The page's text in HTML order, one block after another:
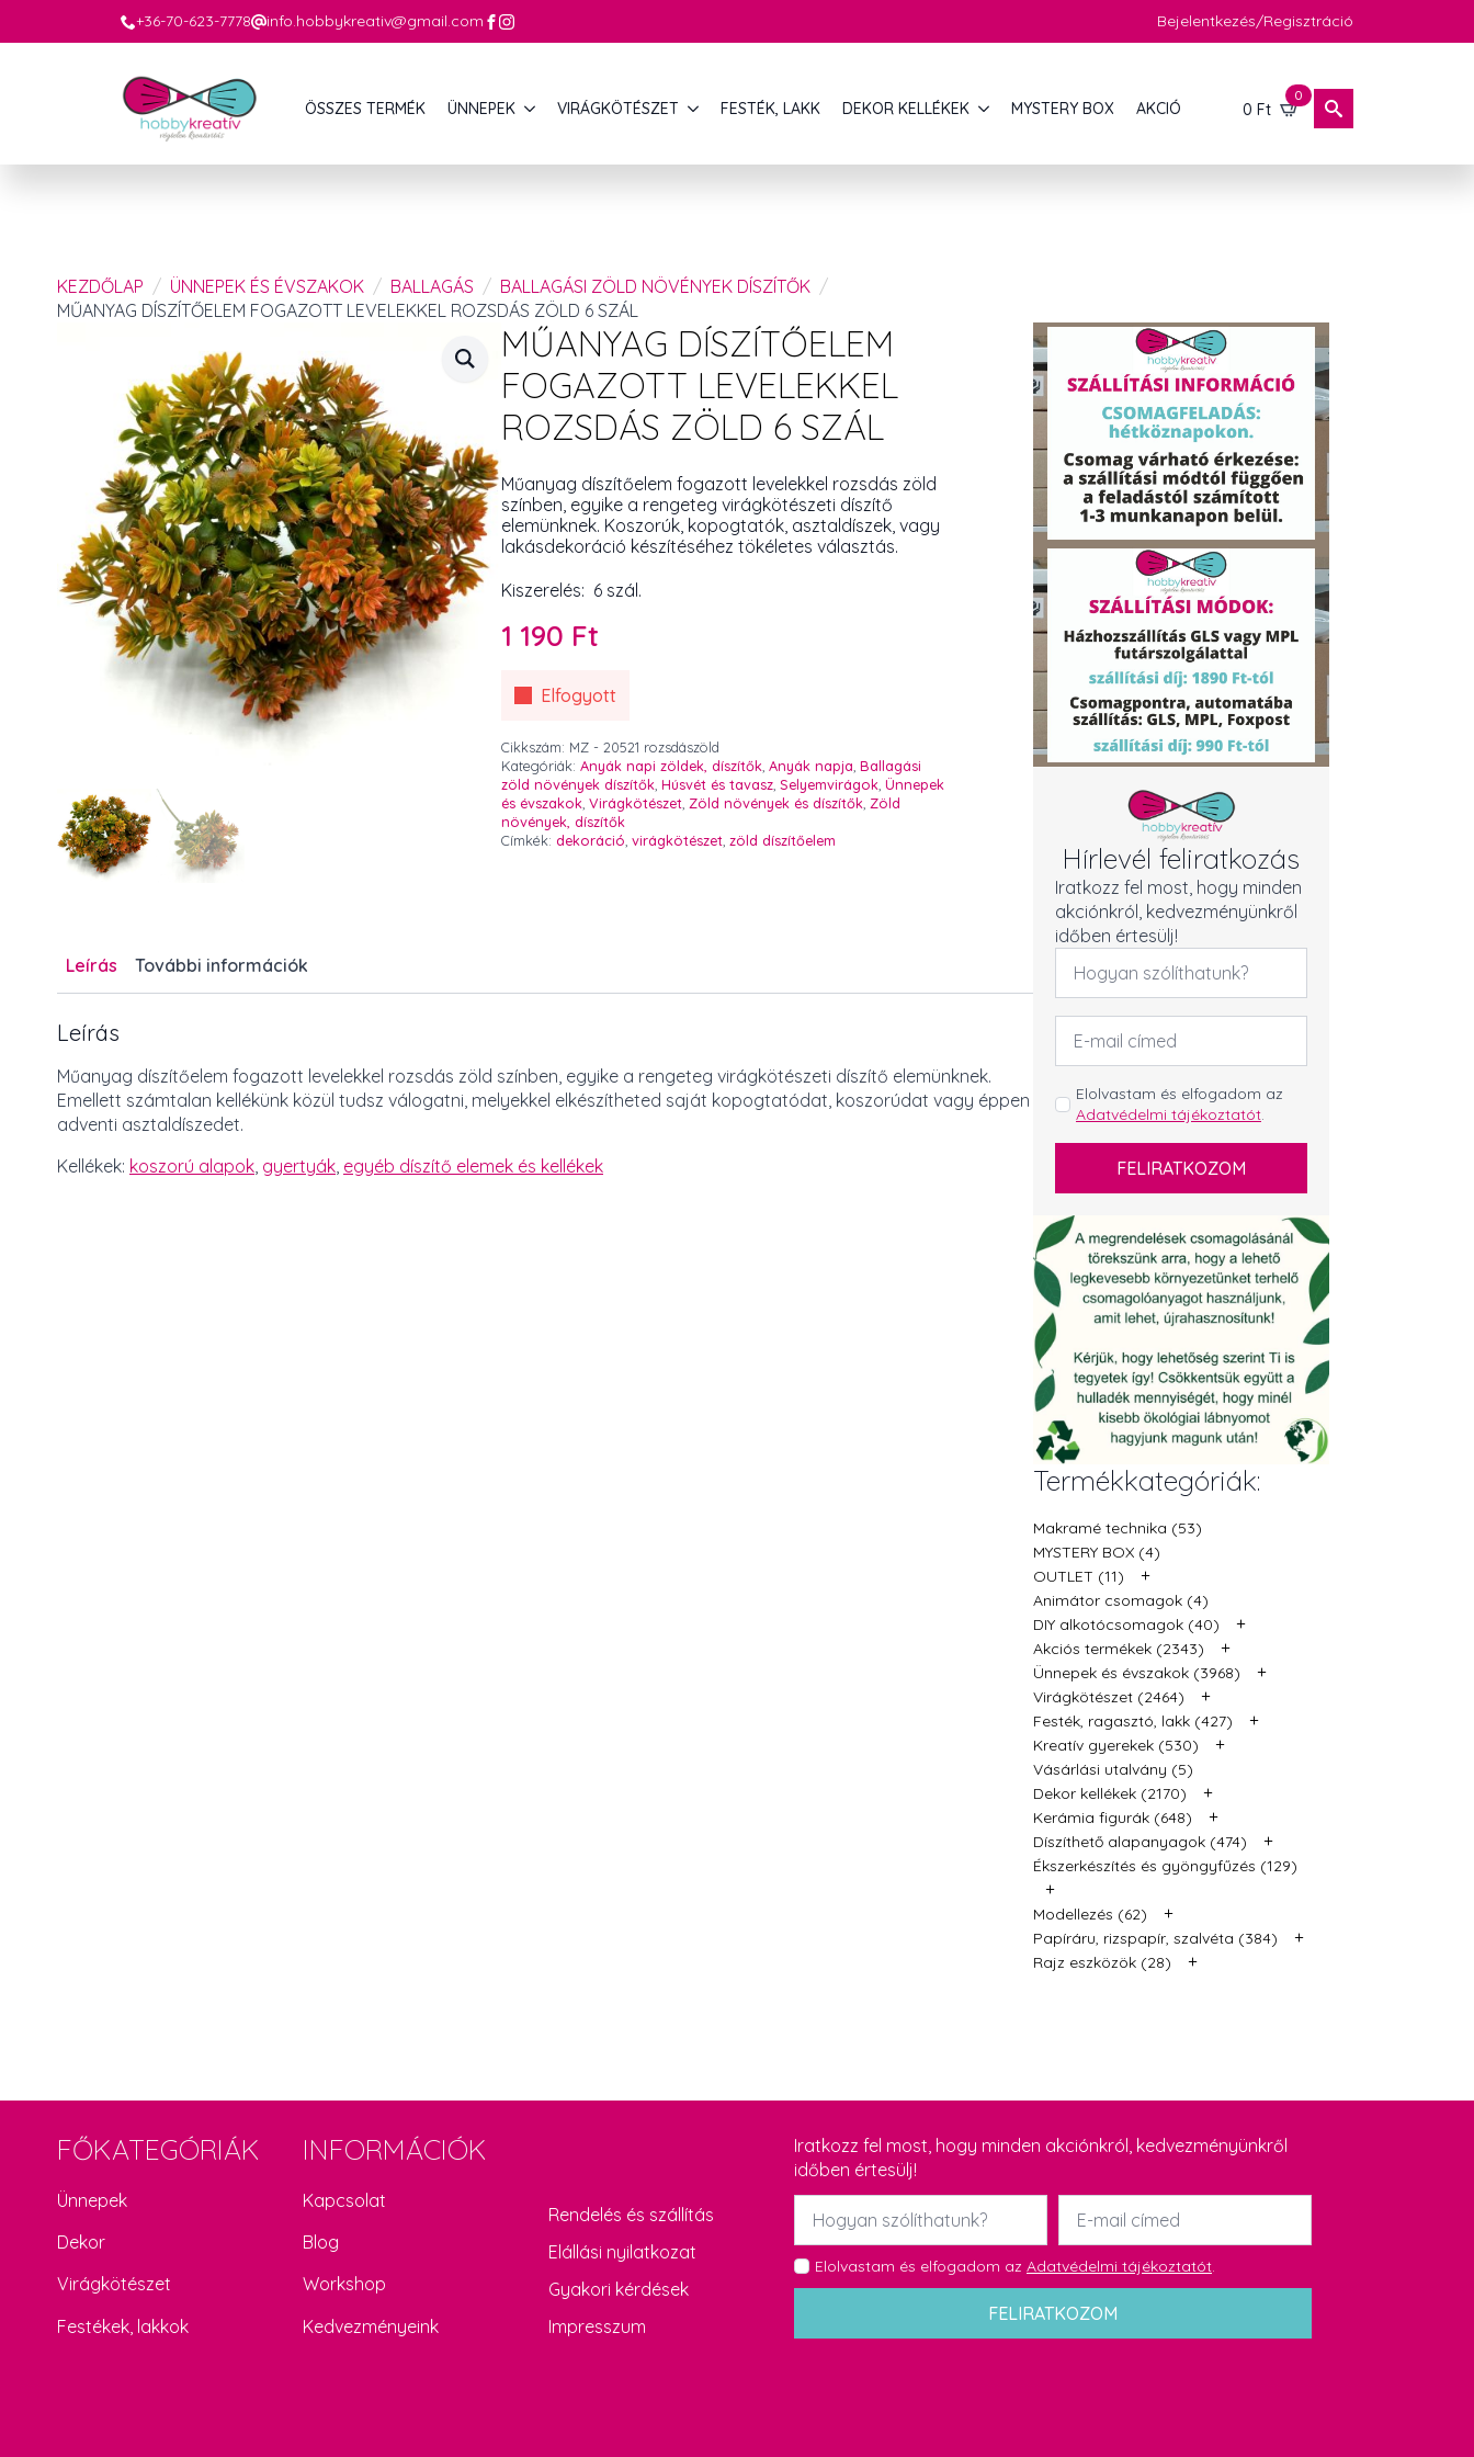
+36-70-623-7778 info.hobbykreativ@gmail.com Bejelentkezés/Regisztráció
ÖSSZES TERMÉK ÜNNEPEK VIRÁGKÖTÉSZET FESTÉK, LAKK DEKOR KELLÉKEK MYSTERY BOX AKCIÓ 0 Ft
0
KEZDŐLAP ÜNNEPEK ÉS ÉVSZAKOK BALLAGÁS
BALLAGÁSI ZÖLD NÖVÉNYEK DÍSZÍTŐK
MŰANYAG DÍSZÍTŐELEM FOGAZOTT LEVELEKKEL ROZSDÁS ZÖLD 6 SZÁL
MŰANYAG DÍSZÍTŐELEM
FOGAZOTT LEVELEKKEL
ROZSDÁS ZÖLD 6 SZÁL
Műanyag díszítőelem fogazott levelekkel rozsdás zöld
színben, egyike a rengeteg virágkötészeti díszítő
elemünknek. Koszorúk, kopogtatók, asztaldíszek, vagy
lakásdekoráció készítéséhez tökéletes választás.
Kiszerelés: 6 szál.
1 190 Ft
Elfogyott
Cikkszám: MZ - 20521 rozsdászöld
Kategóriák: Anyák napi zöldek, díszítők, Anyák napja, Ballagási
zöld növények díszítők, Húsvét és tavasz, Selyemvirágok, Ünnepek
és évszakok, Virágkötészet, Zöld növények és díszítők, Zöld
növények, díszítők
Címkék: dekoráció, virágkötészet, zöld díszítőelem
Leírás További információk
Leírás
Műanyag díszítőelem fogazott levelekkel rozsdás zöld színben, egyike a rengeteg virágkötészeti díszítő elemünknek.
Emellett számtalan kellékünk közül tudsz válogatni, melyekkel elkészítheted saját kopogtatódat, koszorúdat vagy éppen
adventi asztaldíszedet.
Kellékek: koszorú alapok gyertyák egyéb díszítő elemek és kellékek
Hírlevél feliratkozás
Iratkozz fel most, hogy minden
akciónkról, kedvezményünkről
időben értesülj!
Név
Email
cím
GDPR
*
Elolvastam és elfogadom az
Adatvédelmi tájékoztatót.
FELIRATKOZOM
Termékkategóriák:
Makramé technika (53)
MYSTERY BOX (4)
OUTLET (11)
+
Animátor csomagok (4)
DIY alkotócsomagok (40)
+
Akciós termékek (2343) +
Ünnepek és évszakok (3968) +
Virágkötészet (2464) +
Festék, ragasztó, lakk (427) +
Kreatív gyerekek (530) +
Vásárlási utalvány (5)
Dekor kellékek (2170)
+
Kerámia figurák (648) +
Díszíthető alapanyagok (474) +
Ékszerkészítés és gyöngyfűzés (129)
+
Modellezés (62) +
Papíráru, rizspapír, szalvéta (384) +
Rajz eszközök (28) +
FŐKATEGÓRIÁK
Ünnepek
Dekor
Virágkötészet
Festékek, lakkok
INFORMÁCIÓK
Kapcsolat
Blog
Workshop
Kedvezményeink
Rendelés és szállítás
Elállási nyilatkozat
Gyakori kérdések
Impresszum
Iratkozz fel most, hogy minden akciónkról, kedvezményünkről
időben értesülj!
Név
Email
GDPR
*
Elolvastam és elfogadom az Adatvédelmi tájékoztatót
FELIRATKOZOM